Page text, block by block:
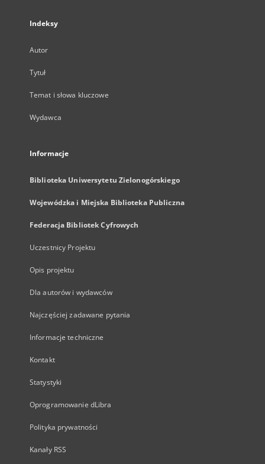
Indeksy
Autor
Tytuł
Temat i słowa kluczowe
Wydawca
Informacje
Biblioteka Uniwersytetu Zielonogórskiego
Wojewódzka i Miejska Biblioteka Publiczna
Federacja Bibliotek Cyfrowych
Uczestnicy Projektu
Opis projektu
Dla autorów i wydawców
Najczęściej zadawane pytania
Informacje techniczne
Kontakt
Statystyki
Oprogramowanie dLibra
Polityka prywatności
Kanały RSS